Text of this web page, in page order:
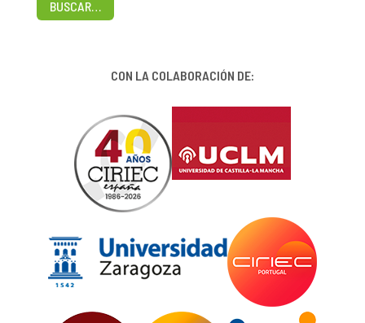
BUSCAR…
CON LA COLABORACIÓN DE: